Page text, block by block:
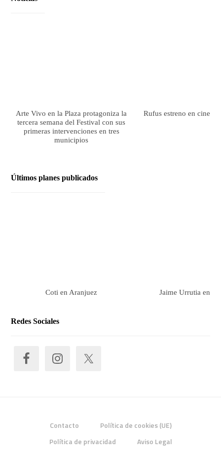
Arte Vivo en la Plaza protagoniza la
tercera semana del Festival con sus
primeras intervenciones en tres
municipios
Rufus estreno en cines
Últimos planes publicados
Coti en Aranjuez Jaime Urrutia en
Redes Sociales
Contacto
Política de cookies (UE)
Política de privacidad
Aviso Legal